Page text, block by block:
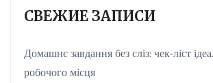
СВЕЖИЕ ЗАПИСИ
Домашнє завдання без сліз: чек-ліст
робочого місця